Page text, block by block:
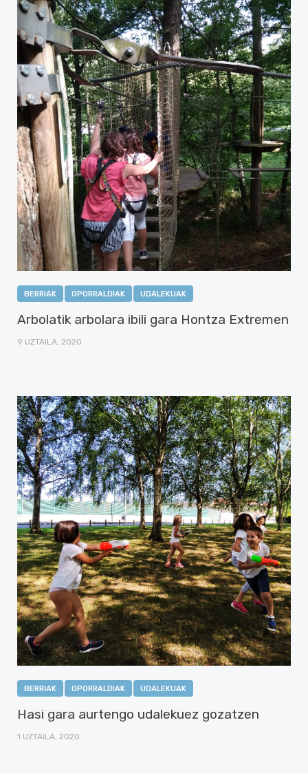
BERRIAK OPORRALDIAK UDALEKUAK
Arbolatik arbolara ibili gara Hontza Extremen
9 UZTAILA, 2020
BERRIAK OPORRALDIAK UDALEKUAK
Hasi gara aurtengo udalekuez gozatzen
1 UZTAILA, 2020